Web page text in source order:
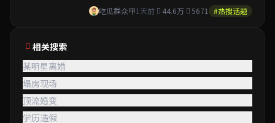
话题迅速登上热搜……
吃瓜群众甲1天前 44.6万 5671 #热搜话题
相关搜索
某明星离婚
塌房现场
顶流婚变
学历造假